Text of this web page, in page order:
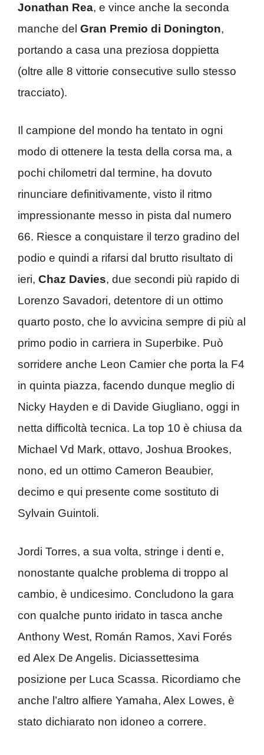
Jonathan Rea, e vince anche la seconda
manche del Gran Premio di Donington,
portando a casa una preziosa doppietta
(oltre alle 8 vittorie consecutive sullo stesso
tracciato).
Il campione del mondo ha tentato in ogni
modo di ottenere la testa della corsa ma, a
pochi chilometri dal termine, ha dovuto
rinunciare definitivamente, visto il ritmo
impressionante messo in pista dal numero
66. Riesce a conquistare il terzo gradino del
podio e quindi a rifarsi dal brutto risultato di
ieri, Chaz Davies, due secondi più rapido di
Lorenzo Savadori, detentore di un ottimo
quarto posto, che lo avvicina sempre di più al
primo podio in carriera in Superbike. Può
sorridere anche Leon Camier che porta la F4
in quinta piazza, facendo dunque meglio di
Nicky Hayden e di Davide Giugliano, oggi in
netta difficoltà tecnica. La top 10 è chiusa da
Michael Vd Mark, ottavo, Joshua Brookes,
nono, ed un ottimo Cameron Beaubier,
decimo e qui presente come sostituto di
Sylvain Guintoli.
Jordi Torres, a sua volta, stringe i denti e,
nonostante qualche problema di troppo al
cambio, è undicesimo. Concludono la gara
con qualche punto iridato in tasca anche
Anthony West, Román Ramos, Xavi Forés
ed Alex De Angelis. Diciassettesima
posizione per Luca Scassa. Ricordiamo che
anche l’altro alfiere Yamaha, Alex Lowes, è
stato dichiarato non idoneo a correre.